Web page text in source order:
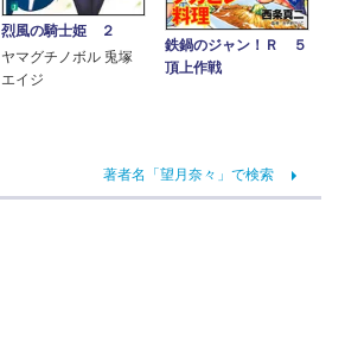
烈風の騎士姫 ２
ヤマグチノボル 兎塚
エイジ
鉄鍋のジャン！Ｒ ５
頂上作戦
著者名「望月奈々」で検索